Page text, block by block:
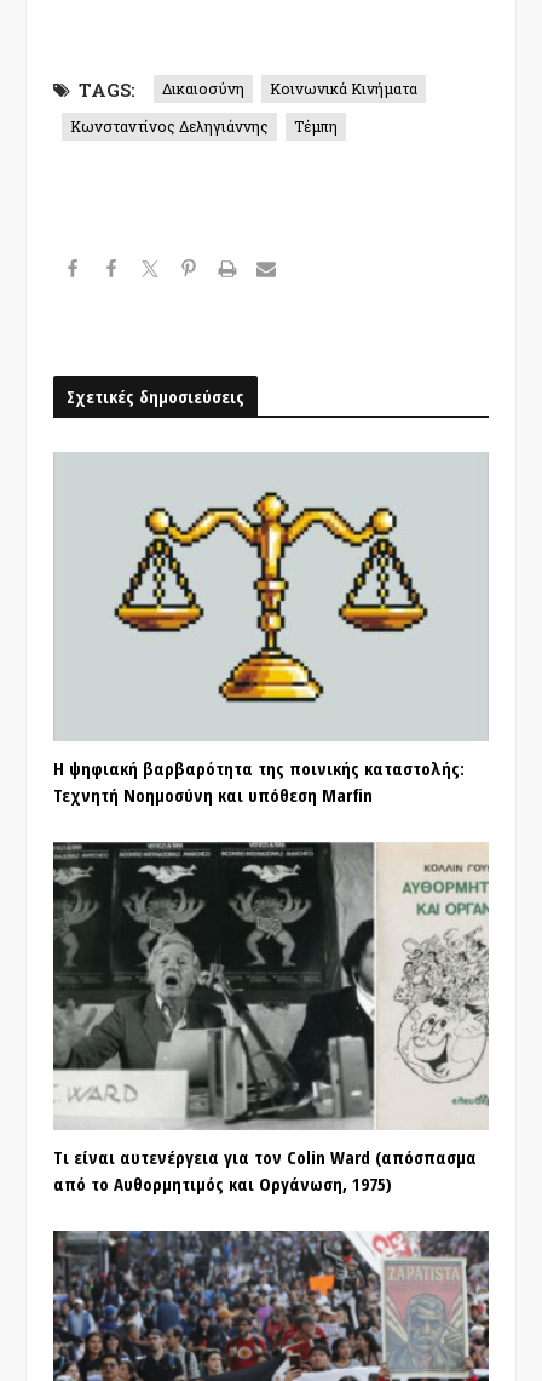
TAGS: Δικαιοσύνη
Κοινωνικά Κινήματα
Κωνσταντίνος Δεληγιάννης
Τέμπη
Σχετικές δημοσιεύσεις
Η ψηφιακή βαρβαρότητα της ποινικής καταστολής:
Τεχνητή Νοημοσύνη και υπόθεση Marfin
Τι είναι αυτενέργεια για τον Colin Ward (απόσπασμα
από το Αυθορμητιμός και Οργάνωση, 1975)